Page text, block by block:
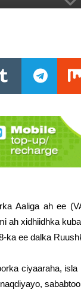
Aaliga ah ee
ah xidhiidhka
ka ee dalka
ciyaaraha,